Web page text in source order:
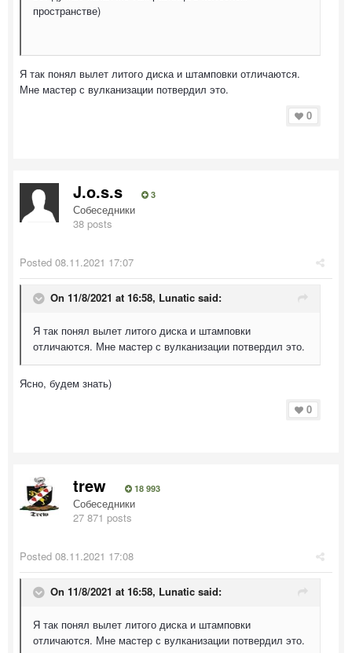
пространстве)
Я так понял вылет литого диска и штамповки отличаются.
Мне мастер с вулканизации потвердил это.
0
J.o.s.s 3
Собеседники
38 posts
Posted 08.11.2021 17:07
On 11/8/2021 at 16:58, Lunatic said:
Я так понял вылет литого диска и штамповки
отличаются. Мне мастер с вулканизации потвердил это.
Ясно, будем знать)
0
trew 18 993
Собеседники
27 871 posts
Posted 08.11.2021 17:08
On 11/8/2021 at 16:58, Lunatic said:
Я так понял вылет литого диска и штамповки
отличаются. Мне мастер с вулканизации потвердил это.